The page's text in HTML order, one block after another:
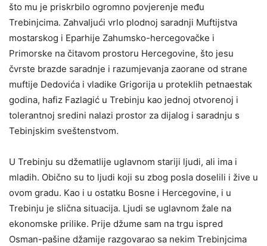
što mu je priskrbilo ogromno povjerenje među
Trebinjcima. Zahvaljući vrlo plodnoj saradnji Muftijstva
mostarskog i Eparhije Zahumsko-hercegovačke i
Primorske na čitavom prostoru Hercegovine, što jesu
čvrste brazde saradnje i razumjevanja zaorane od strane
muftije Dedovića i vladike Grigorija u proteklih petnaestak
godina, hafiz Fazlagić u Trebinju kao jednoj otvorenoj i
tolerantnoj sredini nalazi prostor za dijalog i saradnju s
Tebinjskim sveštenstvom.
U Trebinju su džematlije uglavnom stariji ljudi, ali ima i
mladih. Obično su to ljudi koji su zbog posla doselili i žive u
ovom gradu. Kao i u ostatku Bosne i Hercegovine, i u
Trebinju je slična situacija. Ljudi se uglavnom žale na
ekonomske prilike. Prije džume sam na trgu ispred
Osman-pašine džamije razgovarao sa nekim Trebinjcima